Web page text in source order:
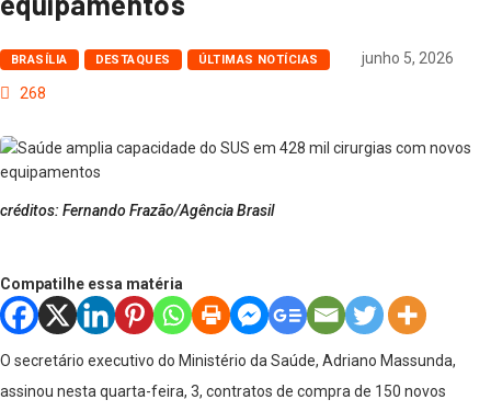
BRASÍLIA DESTAQUES ÚLTIMAS NOTÍCIAS
junho 5, 2026
268
créditos: Fernando Frazão/Agência Brasil
Compatilhe essa matéria
O secretário executivo do Ministério da Saúde, Adriano Massunda,
assinou nesta quarta-feira, 3, contratos de compra de 150 novos